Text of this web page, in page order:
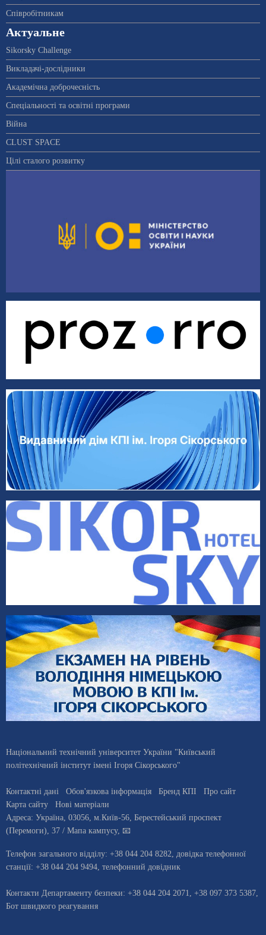
Співробітникам
Актуальне
Sikorsky Challenge
Викладачі-дослідники
Академічна доброчесність
Спеціальності та освітні програми
Війна
CLUST SPACE
Цілі сталого розвитку
Національний технічний університет України "Київський
політехнічний інститут імені Ігоря Сікорського"
Контактні дані Обов'язкова інформація Бренд КПІ
Про сайт
Карта сайту
Нові матеріали
Адреса: Україна, 03056, м.Київ-56, Берестейський проспект
(Перемоги), 37 / Мапа кампусу, 📧
Телефон загального відділу: +38 044 204 8282 , довiдка телефонної
станцiї: +38 044 204 9494 телефонний довідник
Контакти Департаменту безпеки: +38 044 204 2071, +38 097 373 5387,
Бот швидкого реагування